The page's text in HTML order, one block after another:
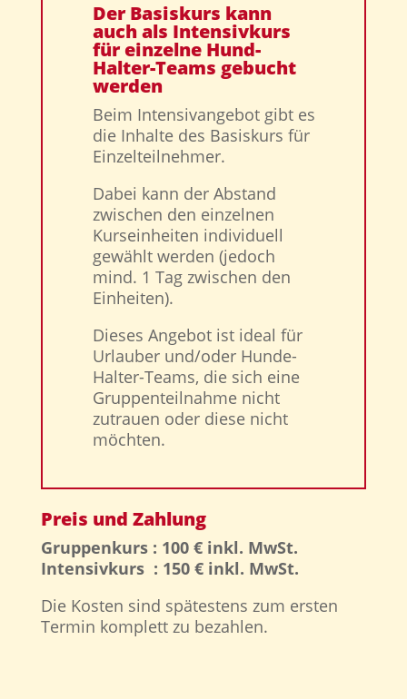
Der Basiskurs kann
auch als Intensivkurs
für einzelne Hund-
Halter-Teams gebucht
werden
Beim Intensivangebot gibt es
die Inhalte des Basiskurs für
Einzelteilnehmer.
Dabei kann der Abstand
zwischen den einzelnen
Kurseinheiten individuell
gewählt werden (jedoch
mind. 1 Tag zwischen den
Einheiten).
Dieses Angebot ist ideal für
Urlauber und/oder Hunde-
Halter-Teams, die sich eine
Gruppenteilnahme nicht
zutrauen oder diese nicht
möchten.
Preis und Zahlung
Gruppenkurs : 100 € inkl. MwSt.
Intensivkurs : 150 € inkl. MwSt.
Die Kosten sind spätestens zum ersten
Termin komplett zu bezahlen.